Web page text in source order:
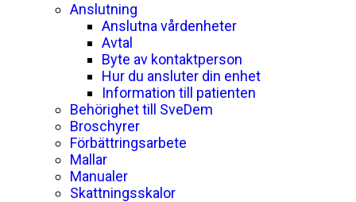
Anslutning
Anslutna vårdenheter
Avtal
Byte av kontaktperson
Hur du ansluter din enhet
Information till patienten
Behörighet till SveDem
Broschyrer
Förbättringsarbete
Mallar
Manualer
Skattningsskalor